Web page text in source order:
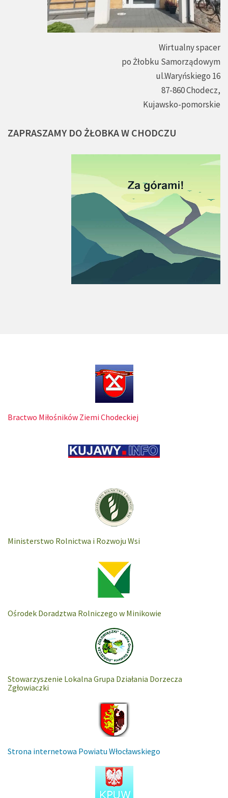
Wirtualny spacer
po Żłobku Samorządowym
ul.Waryńskiego 16
87-860 Chodecz,
Kujawsko-pomorskie
ZAPRASZAMY DOŻŁOBKAW CHODCZU
Bractwo Miłośników Ziemi Chodeckiej
Ministerstwo Rolnictwa i Rozwoju Wsi
Ośrodek Doradztwa Rolniczego w Minikowie
Stowarzyszenie Lokalna Grupa Działania Dorzecza
Zgłowiaczki
Strona internetowa Powiatu Włocławskiego